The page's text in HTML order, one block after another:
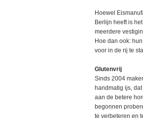
Hoewel
Berlijn heeft is
meerdere
Hoe dan ook:
voor in de rij te
Glutenvrij
Sinds 2004
handmatig ijs,
aan de betere
begonnen
te verbeteren en